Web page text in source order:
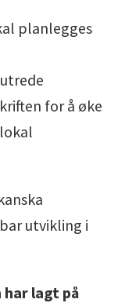
planlegges
for å øke
utvikling i
har lagt på